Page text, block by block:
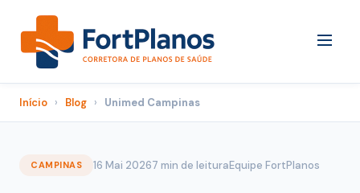
Início › Blog › Unimed Campinas
CAMPINAS 16 Mai 20267 min de leituraEquipe FortPlanos